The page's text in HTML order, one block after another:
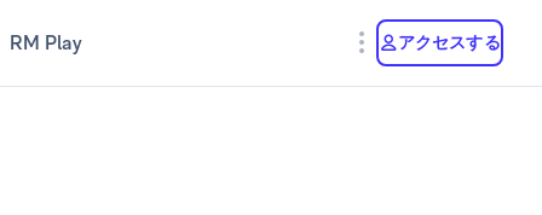
RM Play アクセスする